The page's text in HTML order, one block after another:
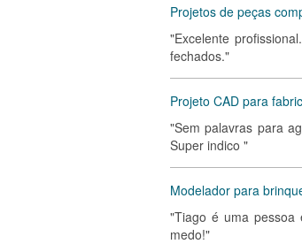
Projetos de peças
"Excelente
fechados."
Projeto CAD para
"Sem palavras para
Super indico "
Modelador para
"Tiago é uma pessoa
medo!"